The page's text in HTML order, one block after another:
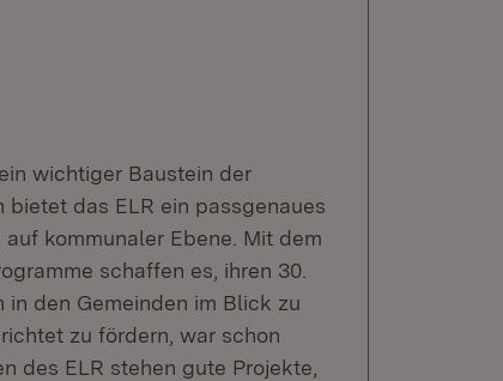
wichtiger Baustein der
das ELR ein passgenaues
kommunaler Ebene. Mit dem
schaffen es, ihren 30.
den Gemeinden im Blick zu
zu fördern, war schon
des ELR stehen gute Projekte,